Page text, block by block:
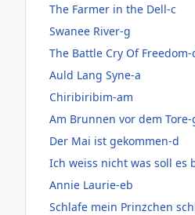
The Farmer in the Dell-c
Swanee River-g
The Battle Cry Of Freedom-
Auld Lang Syne-a
Chiribiribim-am
Am Brunnen vor dem Tore-
Der Mai ist gekommen-d
Ich weiss nicht was soll es
Annie Laurie-eb
Schlafe mein Prinzchen